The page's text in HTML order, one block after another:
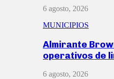
6 agosto, 2026
MUNICIPIOS
Almirante
operativos de
6 agosto, 2026